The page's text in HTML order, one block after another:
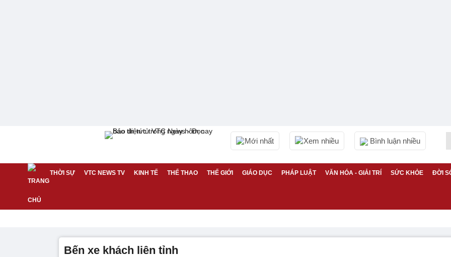
Mới nhất Xem nhiều Bình luận nhiều
THỜI SỰ VTC NEWS TV KINH TẾ THỂ THAO THẾ GIỚI GIÁO DỤC PHÁP LUẬT VĂN HÓA - GIẢI TRÍ SỨC KHỎE ĐỜI
bến xe khách liên tỉnh